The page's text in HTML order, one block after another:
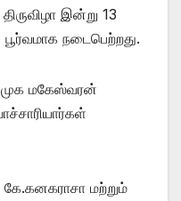
இன்று 13
நடைபெற்றது.
மகேஸ்வரன்
மற்றும்